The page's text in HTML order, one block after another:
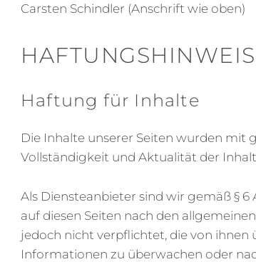
Carsten Schindler (Anschrift wie oben)
Haftung für Inhalte
Die Inhalte unserer Seiten wurden mit
Vollständigkeit und Aktualität der
Als Diensteanbieter sind wir gemäß § 6
auf diesen Seiten nach den
jedoch nicht verpflichtet, die von
Informationen zu überwachen oder